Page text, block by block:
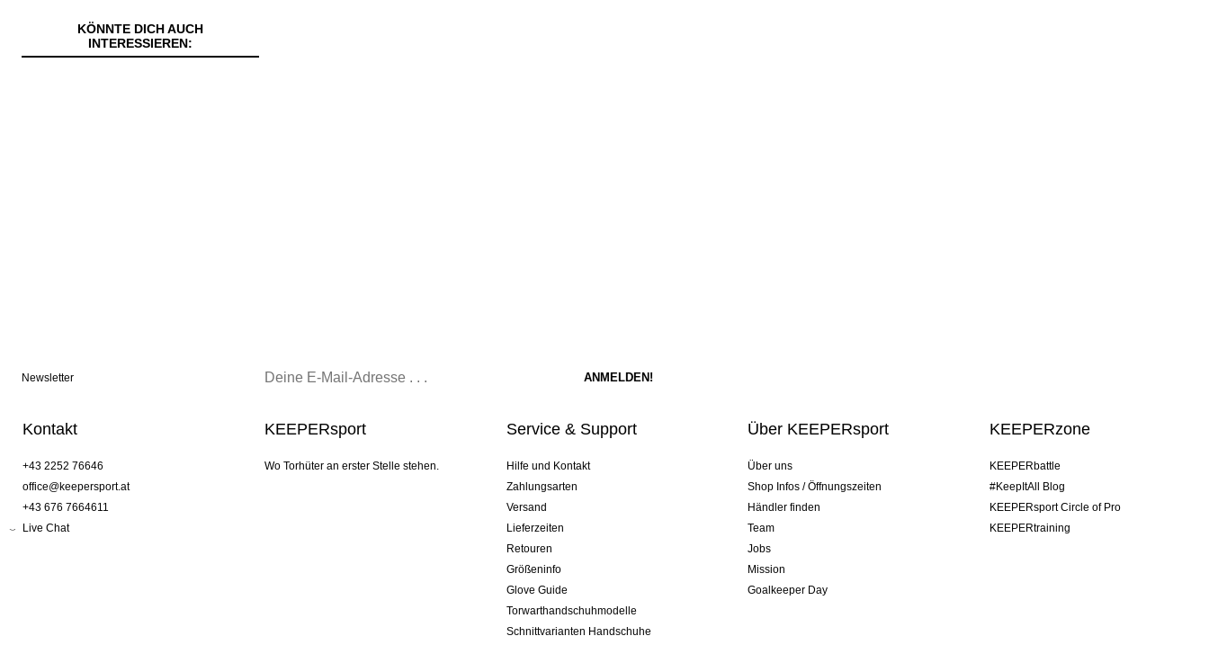
KÖNNTE DICH AUCH
INTERESSIEREN:
Newsletter
Kontakt
+43 2252 76646
office@keepersport.at
+43 676 7664611
Live Chat
KEEPERsport
Wo Torhüter an erster Stelle stehen.
Service & Support
Hilfe und Kontakt
Zahlungsarten
Versand
Lieferzeiten
Retouren
Größeninfo
Glove Guide
Torwarthandschuhmodelle
Schnittvarianten Handschuhe
Über KEEPERsport
Über uns
Shop Infos / Öffnungszeiten
Händler finden
Team
Jobs
Mission
Goalkeeper Day
KEEPERzone
KEEPERbattle
#KeepItAll Blog
KEEPERsport Circle of Pro
KEEPERtraining